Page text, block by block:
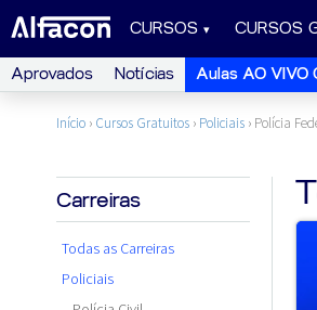
CURSOS CURSOS
Aprovados Notícias Aulas AO VIVO
Início › Cursos Gratuitos › Policiais › Polícia
Carreiras
Todas as Carreiras
Policiais